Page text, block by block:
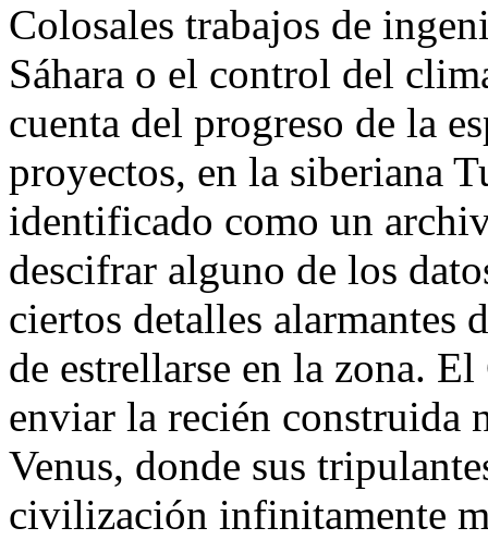
Colosales trabajos de
Sáhara o el control del
cuenta del progreso de la
proyectos, en la siberiana
identificado como un
descifrar alguno de los
ciertos detalles alarmantes
de estrellarse en la zona.
enviar la recién construida
Venus, donde sus
civilización infinitamente